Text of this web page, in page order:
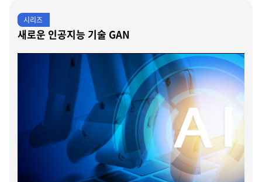
시리즈
새로운 인공지능 기술 GAN